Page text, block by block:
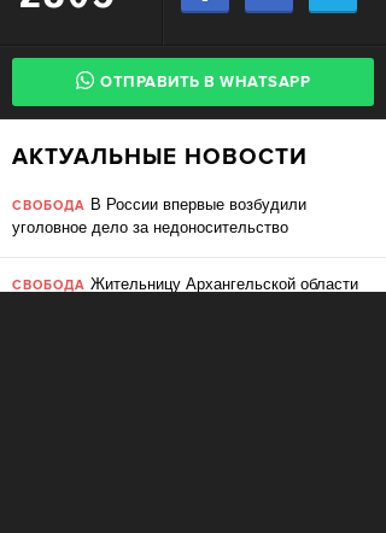
ОТПРАВИТЬ В WHATSAPP
АКТУАЛЬНЫЕ НОВОСТИ
СВОБОДА В России впервые возбудили
уголовное дело за недоносительство
СВОБОДА Жительницу Архангельской области